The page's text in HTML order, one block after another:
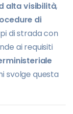
alta visibilità,
di
di strada con
ai requisiti
svolge questa